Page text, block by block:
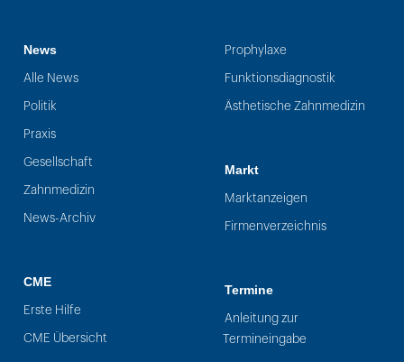
News
Alle News
Politik
Praxis
Gesellschaft
Zahnmedizin
News-Archiv
CME
Erste Hilfe
CME Übersicht
Prophylaxe
Funktionsdiagnostik
Ästhetische Zahnmedizin
Markt
Marktanzeigen
Firmenverzeichnis
Termine
Anleitung zur
Termineingabe